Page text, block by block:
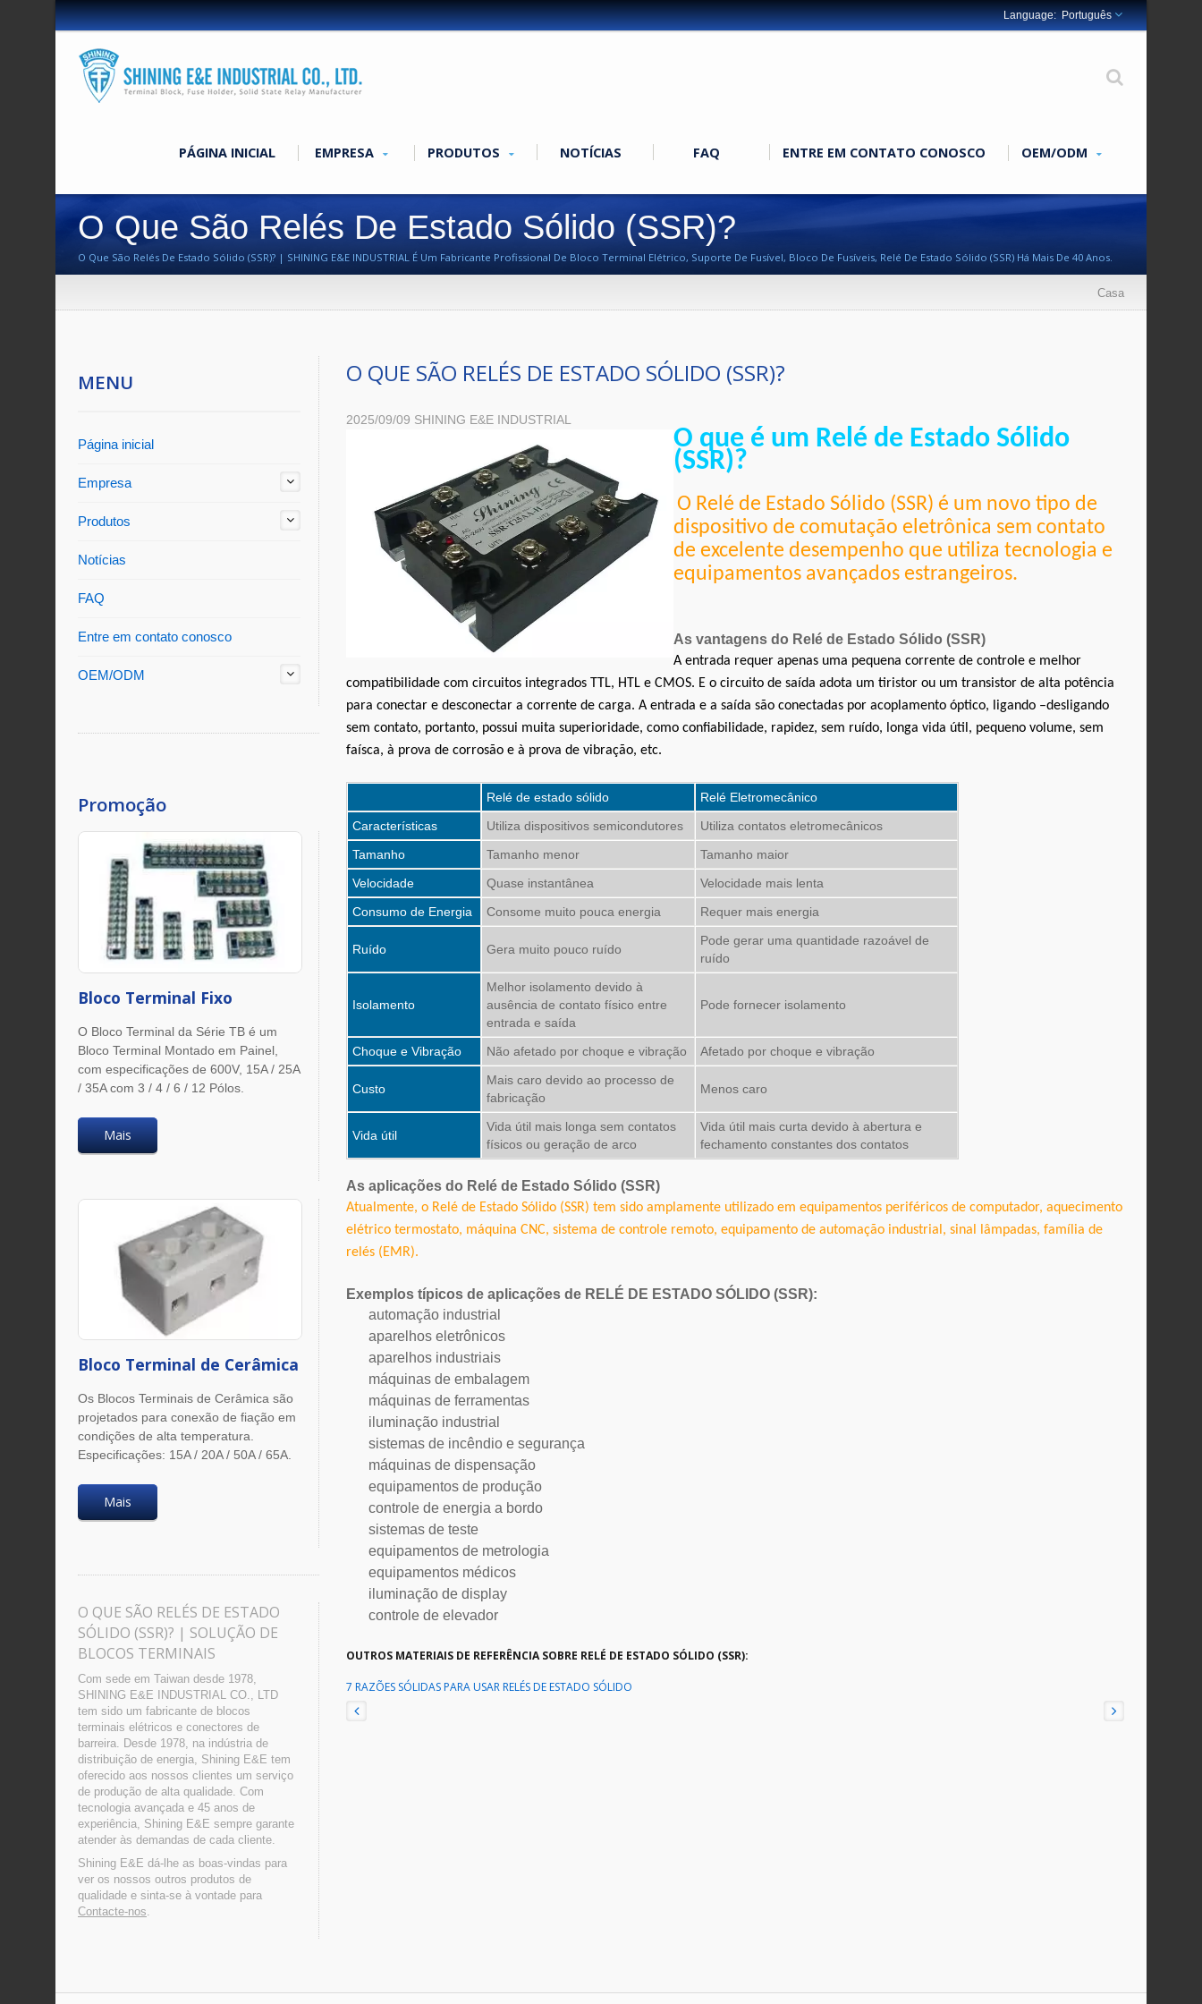
Português
PÁGINA INICIAL EMPRESA PRODUTOS NOTÍCIAS FAQ ENTRE EM CONTATO CONOSCO OEM/ODM
O Que São Relés De Estado Sólido (SSR)?
O Que São Relés De Estado Sólido (SSR)? | SHINING E&E INDUSTRIAL É Um Fabricante Profissional De Bloco Terminal Elétrico, Suporte De Fusível, Bloco De Fusíveis, Relé De Estado Sólido (SSR) Há Mais De 40 Anos.
Casa
MENU
Página inicial
Empresa
Produtos
Notícias
FAQ
Entre em contato conosco
OEM/ODM
Promoção
Bloco Terminal Fixo
O Bloco Terminal da Série TB é um
Bloco Terminal Montado em Painel,
com especificações de 600V, 15A / 25A
/ 35A com 3 / 4 / 6 / 12 Pólos.
Mais
Bloco Terminal de Cerâmica
Os Blocos Terminais de Cerâmica são
projetados para conexão de fiação em
condições de alta temperatura.
Especificações: 15A / 20A / 50A / 65A.
Mais
O QUE SÃO RELÉS DE ESTADO
SÓLIDO (SSR)? | SOLUÇÃO DE
BLOCOS TERMINAIS
Com sede em Taiwan desde 1978,
SHINING E&E INDUSTRIAL CO., LTD
tem sido um fabricante de blocos
terminais elétricos e conectores de
barreira. Desde 1978, na indústria de
distribuição de energia, Shining E&E tem
oferecido aos nossos clientes um serviço
de produção de alta qualidade. Com
tecnologia avançada e 45 anos de
experiência, Shining E&E sempre garante
atender às demandas de cada cliente.
Shining E&E dá-lhe as boas-vindas para
ver os nossos outros produtos de
qualidade e sinta-se à vontade para
Contacte-nos.
O QUE SÃO RELÉS DE ESTADO SÓLIDO (SSR)?
2025/09/09 SHINING E&E INDUSTRIAL
O que é um Relé de Estado Sólido
(SSR)?
O Relé de Estado Sólido (SSR) é um novo tipo de
dispositivo de comutação eletrônica sem contato
de excelente desempenho que utiliza tecnologia e
equipamentos avançados estrangeiros.
As vantagens do Relé de Estado Sólido (SSR)
A entrada requer apenas uma pequena corrente de controle e melhor
compatibilidade com circuitos integrados TTL, HTL e CMOS. E o circuito de saída adota um tiristor ou um transistor de alta potência
para conectar e desconectar a corrente de carga. A entrada e a saída são conectadas por acoplamento óptico, ligando –desligando
sem contato, portanto, possui muita superioridade, como confiabilidade, rapidez, sem ruído, longa vida útil, pequeno volume, sem
faísca, à prova de corrosão e à prova de vibração, etc.
Relé de estado sólido
Relé Eletromecânico
Características
Utiliza dispositivos semicondutores
Utiliza contatos eletromecânicos
Tamanho
Tamanho menor
Tamanho maior
Velocidade
Quase instantânea
Velocidade mais lenta
Consumo de Energia
Consome muito pouca energia Requer mais energia
Ruído Gera muito pouco ruído
Pode gerar uma quantidade razoável de
ruído
Isolamento
Melhor isolamento devido à
ausência de contato físico entre
entrada e saída
Pode fornecer isolamento
Choque e Vibração Não afetado por choque e vibração Afetado por choque e vibração
Custo
Mais caro devido ao processo de
fabricação
Menos caro
Vida útil
Vida útil mais longa sem contatos
físicos ou geração de arco
Vida útil mais curta devido à abertura e
fechamento constantes dos contatos
As aplicações do Relé de Estado Sólido (SSR)
Atualmente, o Relé de Estado Sólido (SSR) tem sido amplamente utilizado em equipamentos periféricos de computador, aquecimento
elétrico termostato, máquina CNC, sistema de controle remoto, equipamento de automação industrial, sinal
lâmpadas, família de
relés (EMR).
Exemplos típicos de aplicações de RELÉ DE ESTADO SÓLIDO (SSR):
automação industrial
aparelhos eletrônicos
aparelhos industriais
máquinas de embalagem
máquinas de ferramentas
iluminação industrial
sistemas de incêndio e segurança
máquinas de dispensação
equipamentos de produção
controle de energia a bordo
sistemas de teste
equipamentos de metrologia
equipamentos médicos
iluminação de display
controle de elevador
OUTROS MATERIAIS DE REFERÊNCIA SOBRE RELÉ DE ESTADO SÓLIDO (SSR):
7 RAZÕES SÓLIDAS PARA USAR RELÉS DE ESTADO SÓLIDO